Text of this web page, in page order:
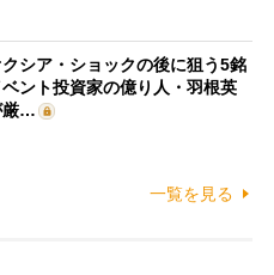
クシア・ショックの後に狙う5銘
ント投資家の億り人・羽根英
厳…
一覧を見る